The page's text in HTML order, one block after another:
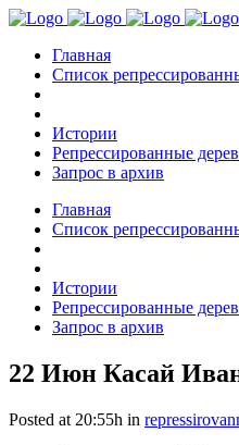
Главная
Список
Истории
Репрессированные
Запрос в архив
Главная
Список
Истории
Репрессированные
Запрос в архив
22 Июн Касай
Posted at 20:55h in